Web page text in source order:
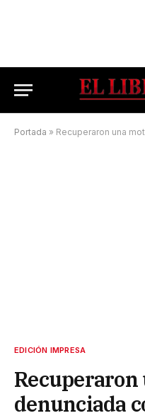
Portada » Recuperaron una
EDICIÓN IMPRESA
denunciada